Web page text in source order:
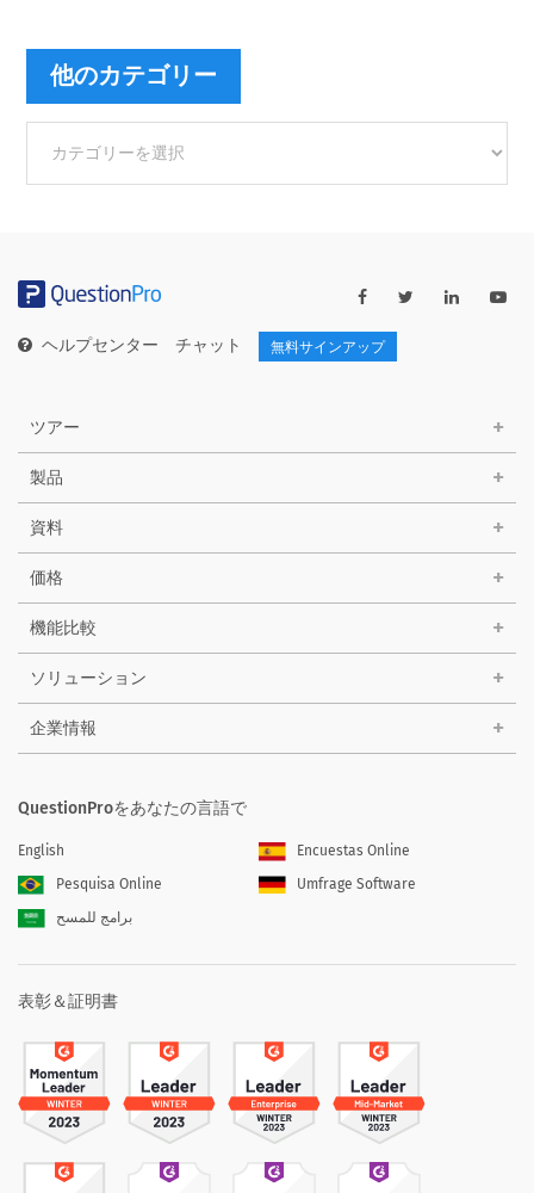
他のカテゴリー
カ
ー
ヘルプセンター チャット 無料サインアップ
ツアー
製品
資料
価格
機能比較
ソリューション
企業情報
QuestionProをあなたの言語で
English
Encuestas Online
Pesquisa Online
Umfrage Software
برامج للمسح
表彰＆証明書